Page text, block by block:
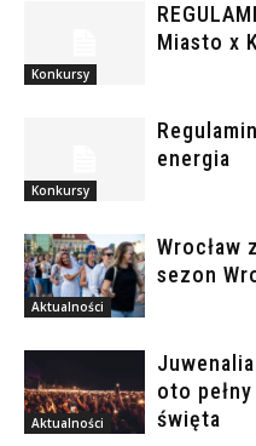
Konkursy
Miasto x
Konkursy
energia
Aktualności
Wrocław
sezon
Aktualności
oto
święta